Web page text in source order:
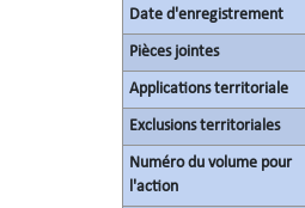
Date d'enregistrement
Pièces jointes
Applications territoriale
Exclusions territoriales
Numéro du volume pour
l'action